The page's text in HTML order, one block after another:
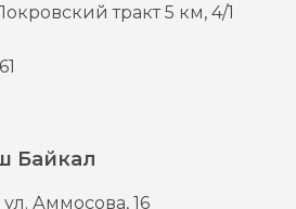
тракт 5 км, 4/1
Байкал
ул. Аммосова, 16